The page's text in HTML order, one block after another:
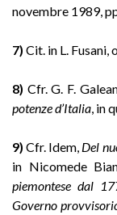
novembre 1989,
7) Cit. in L. Fusani,
8) Cfr. G. F.
potenze d’Italia , in
9) Cfr. Idem, Del
in Nicomede
piemontese dal
Governo